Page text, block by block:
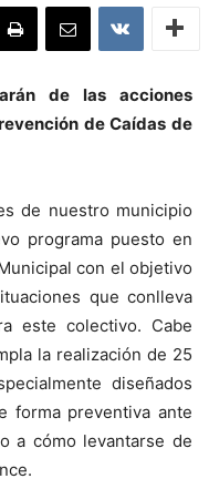
de las acciones
de Caídas de
de nuestro municipio
programa puesto en
con el objetivo
que conlleva
este colectivo. Cabe
la realización de 25
diseñados
forma preventiva ante
a cómo levantarse de